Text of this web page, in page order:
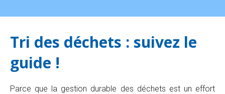
Tri des déchets : suivez le
guide !
Parce que la gestion durable des déchets est un effort